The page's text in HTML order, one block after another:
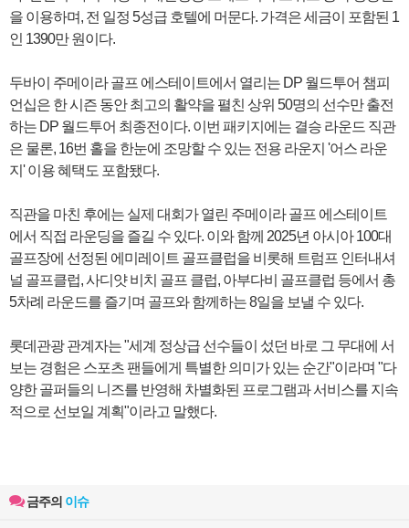
을 이용하며, 전 일정 5성급 호텔에 머문다. 가격은 세금이 포함된 1
인 1390만 원이다.
두바이 주메이라 골프 에스테이트에서 열리는 DP 월드투어 챔피
언십은 한 시즌 동안 최고의 활약을 펼친 상위 50명의 선수만 출전
하는 DP 월드투어 최종전이다. 이번 패키지에는 결승 라운드 직관
은 물론, 16번 홀을 한눈에 조망할 수 있는 전용 라운지 '어스 라운
지' 이용 혜택도 포함됐다.
직관을 마친 후에는 실제 대회가 열린 주메이라 골프 에스테이트
에서 직접 라운딩을 즐길 수 있다. 이와 함께 2025년 아시아 100대
골프장에 선정된 에미레이트 골프클럽을 비롯해 트럼프 인터내셔
널 골프클럽, 사디얏 비치 골프 클럽, 아부다비 골프클럽 등에서 총
5차례 라운드를 즐기며 골프와 함께하는 8일을 보낼 수 있다.
롯데관광 관계자는 "세계 정상급 선수들이 섰던 바로 그 무대에 서
보는 경험은 스포츠 팬들에게 특별한 의미가 있는 순간"이라며 "다
양한 골퍼들의 니즈를 반영해 차별화된 프로그램과 서비스를 지속
적으로 선보일 계획"이라고 말했다.
금주의 이슈